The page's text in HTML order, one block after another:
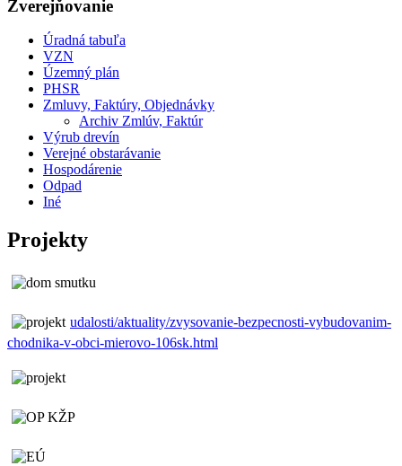
Zverejňovanie
Úradná tabuľa
VZN
Územný plán
PHSR
Zmluvy, Faktúry, Objednávky
Archiv Zmlúv, Faktúr
Výrub drevín
Verejné obstarávanie
Hospodárenie
Odpad
Iné
Projekty
udalosti/aktuality/zvysovanie-bezpecnosti-vybudovanim-
chodnika-v-obci-mierovo-106sk.html